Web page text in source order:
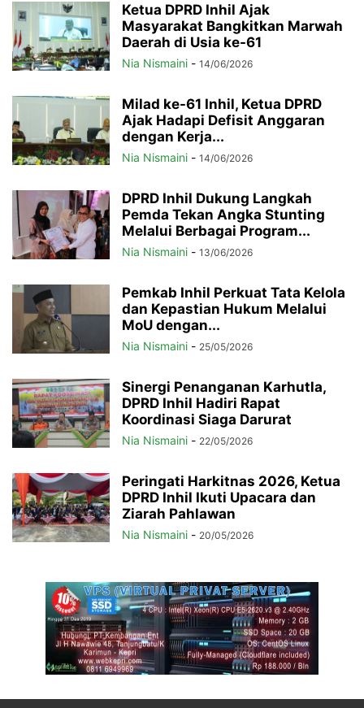
Ketua DPRD Inhil Ajak
Masyarakat Bangkitkan Marwah
Daerah di Usia ke-61
Nia Nismaini - 14/06/2026
Milad ke-61 Inhil, Ketua DPRD
Ajak Hadapi Defisit Anggaran
dengan Kerja...
Nia Nismaini - 14/06/2026
DPRD Inhil Dukung Langkah
Pemda Tekan Angka Stunting
Melalui Berbagai Program...
Nia Nismaini - 13/06/2026
Pemkab Inhil Perkuat Tata Kelola
dan Kepastian Hukum Melalui
MoU dengan...
Nia Nismaini - 25/05/2026
Sinergi Penanganan Karhutla,
DPRD Inhil Hadiri Rapat
Koordinasi Siaga Darurat
Nia Nismaini - 22/05/2026
Peringati Harkitnas 2026, Ketua
DPRD Inhil Ikuti Upacara dan
Ziarah Pahlawan
Nia Nismaini - 20/05/2026